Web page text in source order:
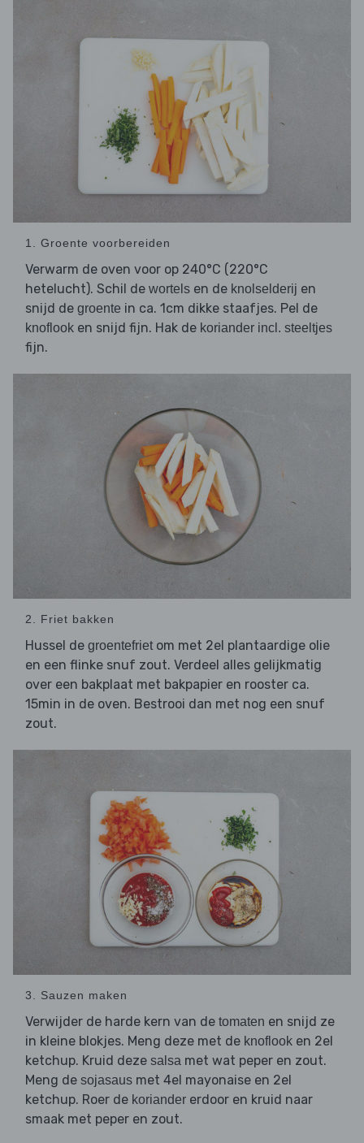
1. Groente voorbereiden
Verwarm de oven voor op 240°C (220°C
hetelucht). Schil de wortels en de knolselderij en
snijd de groente in ca. 1cm dikke staafjes. Pel de
knoflook en snijd fijn. Hak de koriander incl. steeltjes
fijn.
2. Friet bakken
Hussel de groentefrietom met 2el plantaardige olie
en een flinke snuf zout. Verdeel alles gelijkmatig
over een bakplaat met bakpapier en rooster ca.
15min in de oven. Bestrooi dan met nog een snuf
zout.
3. Sauzen maken
Verwijder de harde kern van de tomaten en snijd ze
in kleine blokjes. Meng deze met de knoflook en 2el
ketchup. Kruid deze salsa met wat peper en zout.
Meng de sojasaus met 4el mayonaise en 2el
ketchup. Roer de koriander erdoor en kruid naar
smaak met peper en zout.